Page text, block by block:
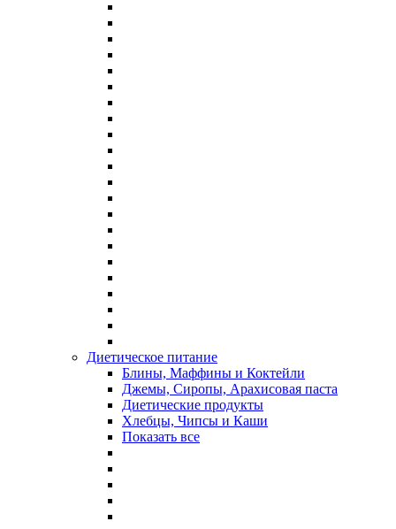
Диетическое питание
Блины, Маффины и Коктейли
Джемы, Сиропы, Арахисовая паста
Диетические продукты
Хлебцы, Чипсы и Каши
Показать все